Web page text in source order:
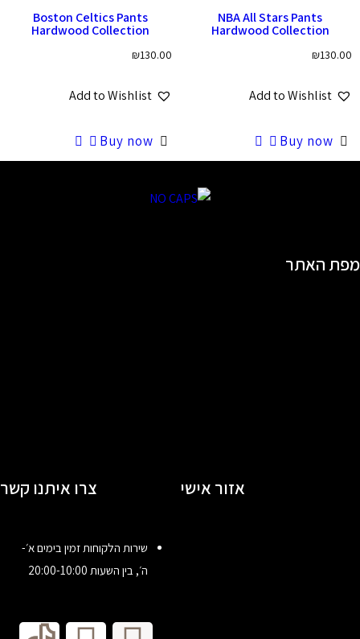
NBA All Stars Pants
Hardwood Collection
₪130.00
Add to Wishlist
Buy now
Boston Celtics Pants
Hardwood Collection
₪130.00
Add to Wishlist
Buy now
מפת האתר
אזור אישי צרו איתנו קשר
שירות הלקוחות זמין בימים א׳-
ה׳, בין השעות 20:00-10:00